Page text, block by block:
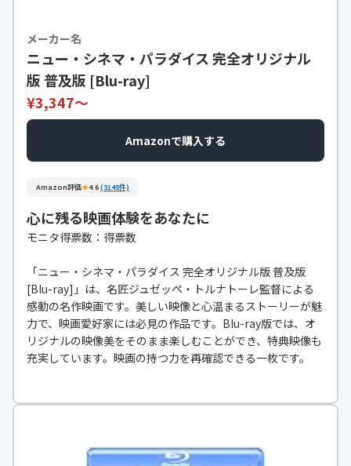
メーカー名
ニュー・シネマ・パラダイス 完全オリジナル
版 普及版 [Blu-ray]
¥3,347〜
Amazonで購入する
Amazon評価★4.6(3145件)
心に残る映画体験をあなたに
モニタ得票数：得票数
「ニュー・シネマ・パラダイス 完全オリジナル版 普及版
[Blu-ray]」は、名匠ジュゼッペ・トルナトーレ監督による
感動の名作映画です。美しい映像と心温まるストーリーが魅
力で、映画愛好家には必見の作品です。Blu-ray版では、オ
リジナルの映像美をそのまま楽しむことができ、特典映像も
充実しています。映画の持つ力を再確認できる一枚です。